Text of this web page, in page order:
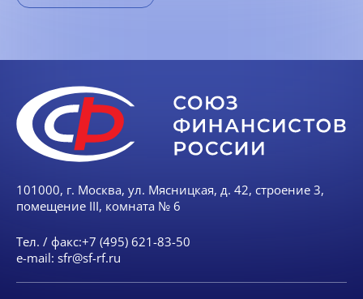
101000, г. Москва, ул. Мясницкая, д. 42, строение 3,
помещение III, комната № 6
Тел. / факс:+7 (495) 621-83-50
e-mail: sfr@sf-rf.ru